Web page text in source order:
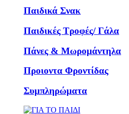
Παιδικά Σνακ
Παιδικές Τροφές/ Γάλα
Πάνες & Μωρομάντηλα
Προιοντα Φροντίδας
Συμπληρώματα